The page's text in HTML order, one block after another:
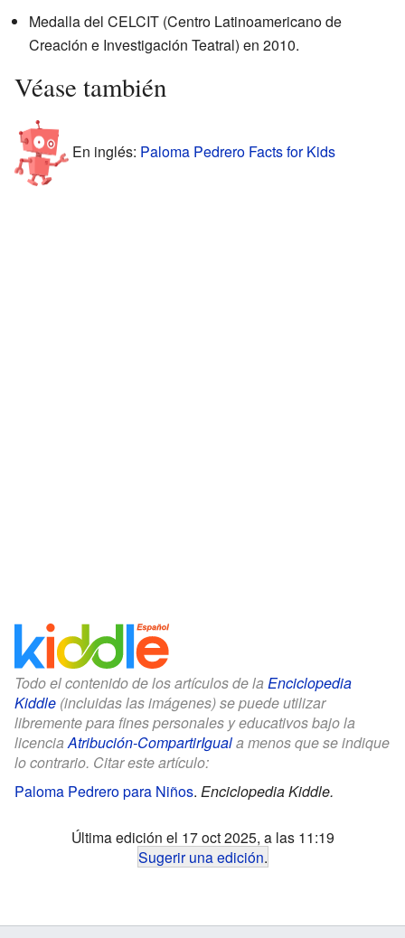
Medalla del CELCIT (Centro Latinoamericano de
Creación e Investigación Teatral) en 2010.
Véase también
En inglés: Paloma Pedrero Facts for Kids
Todo el contenido de los artículos de la Enciclopedia
Kiddle (incluidas las imágenes) se puede utilizar
libremente para fines personales y educativos bajo la
licenciaAtribución-CompartirIguala menos que se indique
lo contrario. Citar este artículo:
Paloma Pedrero para Niños. Enciclopedia Kiddle.
Última edición el 17 oct 2025, a las 11:19
Sugerir una edición.